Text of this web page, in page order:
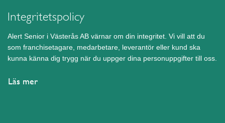
Integritetspolicy
Alert Senior i Västerås AB värnar om din integritet. Vi vill att du
som franchisetagare, medarbetare, leverantör eller kund ska
kunna känna dig trygg när du uppger dina personuppgifter till oss.
Läs mer